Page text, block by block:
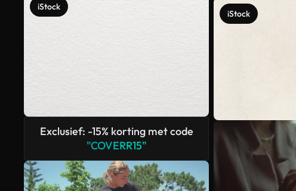
iStock
Exclusief: -15% korting met code
"COVERR15"
iStock